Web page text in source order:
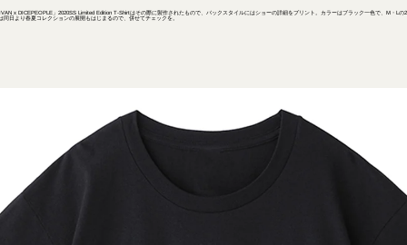
x DICEPEOPLE」2020SS Limited Edition T-Shirtはその際に製作されたもので、バックスタイルにはショーの詳細をプリント。カラーはブラック一色で、M・L
同日より春夏コレクションの展開もはじまるので、併せてチェックを。